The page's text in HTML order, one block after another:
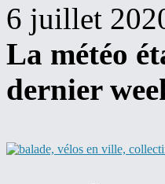
6 juillet
La météo
dernier